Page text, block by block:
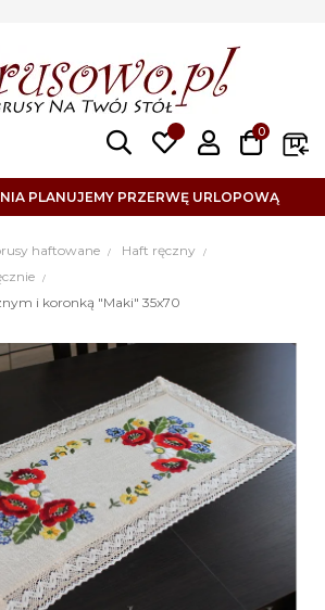
0
PLANUJEMY PRZERWĘ URLOPOWĄ
haftowane
Haft ręczny
i koronką "Maki" 35x70